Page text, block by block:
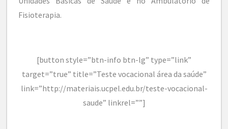
Fisioterapia.
[button style=”btn-info btn-lg” type=”link”
target=”true” title=”Teste vocacional área da saúde”
link=”http://materiais.ucpel.edu.br/teste-vocacional-
saude” linkrel=””]